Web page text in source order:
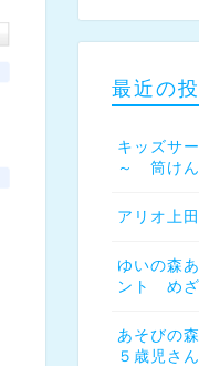
最近の
キッズサ
～ 筒けん
アリオ上
ゆいの森
ント めざ
あそびの
５歳児さ